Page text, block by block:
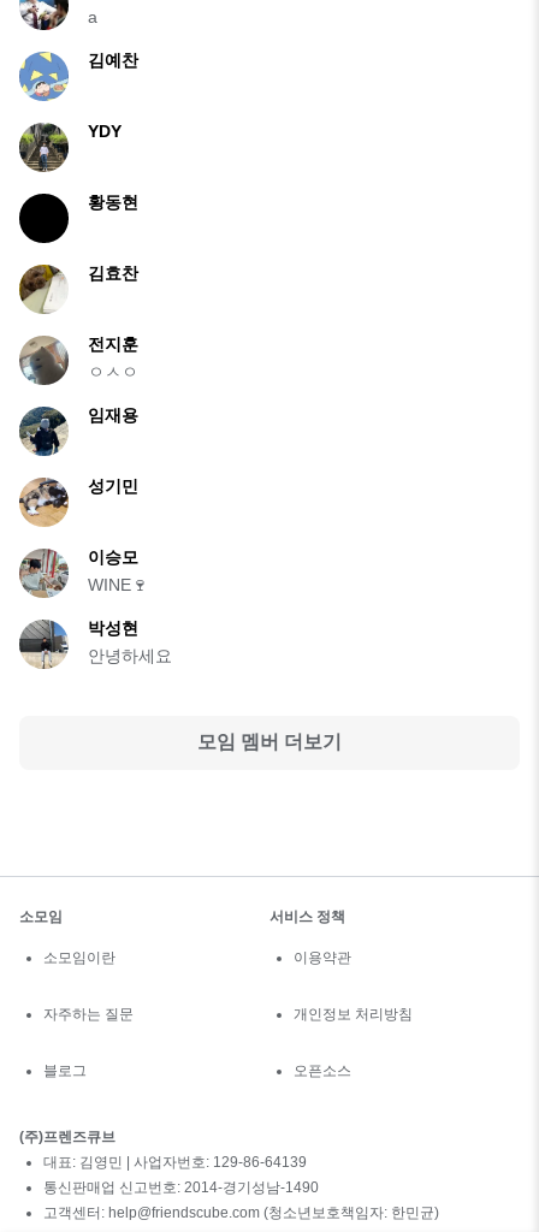
a
김예찬
YDY
황동현
김효찬
전지훈
ㅇㅅㅇ
임재용
성기민
이승모
WINE🍷
박성현
안녕하세요
모임 멤버 더보기
소모임
소모임이란
자주하는 질문
블로그
서비스 정책
이용약관
개인정보 처리방침
오픈소스
(주)프렌즈큐브
대표: 김영민 | 사업자번호: 129-86-64139
통신판매업 신고번호: 2014-경기성남-1490
고객센터: help@friendscube.com (청소년보호책임자: 한민균)